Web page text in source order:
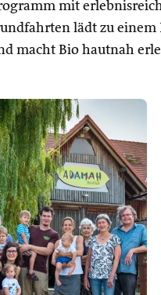
mit
lädt zu einem
macht Bio hautnah